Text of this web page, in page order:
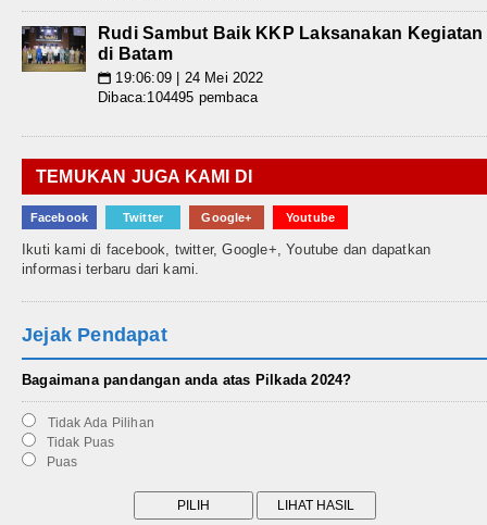
Rudi Sambut Baik KKP Laksanakan Kegiatan
di Batam
📅 19:06:09 | 24 Mei 2022
Dibaca:104495 pembaca
TEMUKAN JUGA KAMI DI
Facebook Twitter Google+ Youtube
Ikuti kami di facebook, twitter, Google+, Youtube dan dapatkan
informasi terbaru dari kami.
Jejak Pendapat
Bagaimana pandangan anda atas Pilkada 2024?
Tidak Ada Pilihan
Tidak Puas
Puas